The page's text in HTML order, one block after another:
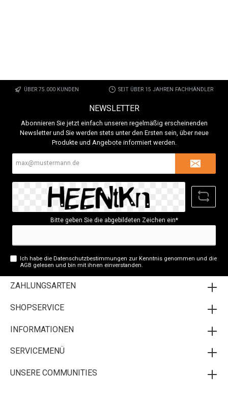
ÜBER 75.000 KUNDEN SEIT ÜBER 15 JAHREN FACHHÄNDLER
NEWSLETTER
Abonnieren Sie jetzt einfach unseren regelmäßig erscheinenden
Newsletter und Sie werden stets unter den Ersten sein, über neue
Produkte und Angebote informiert werden.
Bitte geben Sie die abgebildeten Zeichen ein*
Ich habe dieDatenschutzbestimmungen zur Kenntnis genommen und die
AGB gelesen und bin mit ihnen einverstanden.
ZAHLUNGSARTEN
SHOPSERVICE
INFORMATIONEN
SERVICEMENÜ
UNSERE COMMUNITIES